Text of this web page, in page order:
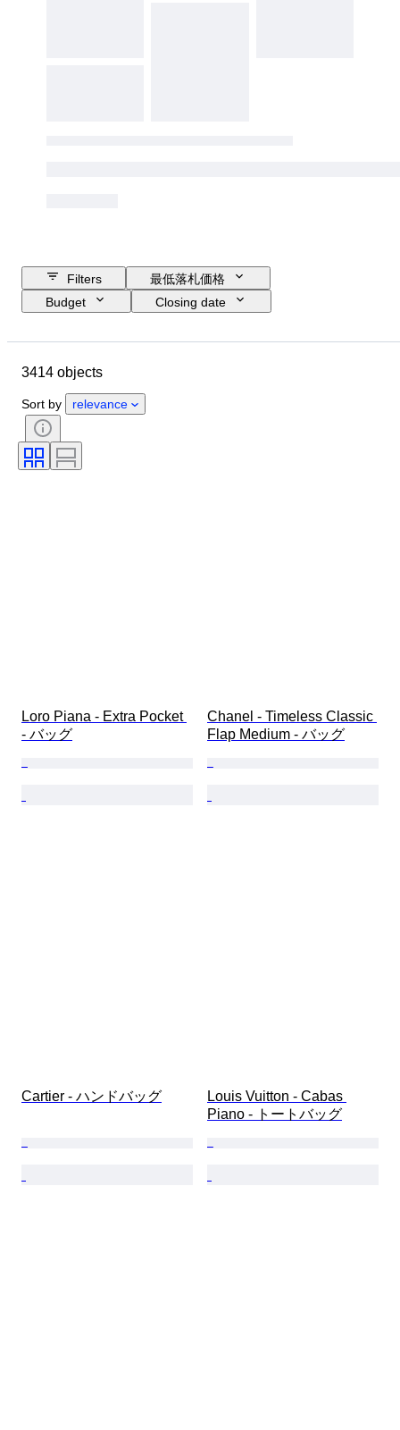
Filters
最低落札価格
Budget
Closing date
Object
素材
性別
鑑定書
パターン
商品表記サイズ
3414 objects
Sort by relevance
Loro Piana - Extra Pocket
- バッグ
Chanel - Timeless Classic
Flap Medium - バッグ
Cartier - ハンドバッグ
Louis Vuitton - Cabas
Piano - トートバッグ